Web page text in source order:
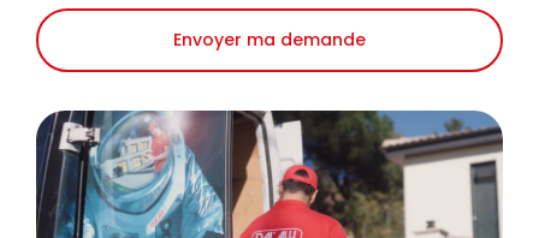
Envoyer ma demande